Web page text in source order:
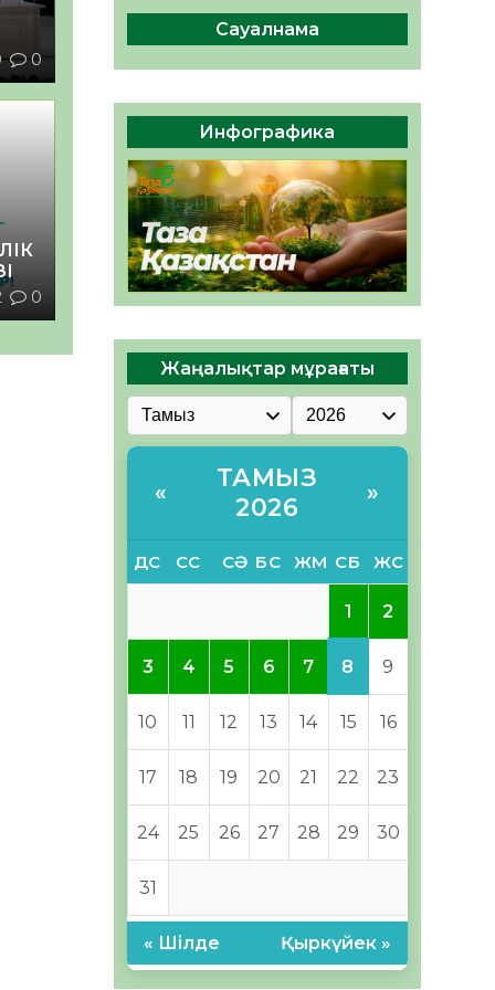
0
0
Руслан Рүстемұлы облыс
әкімінің кеңесшісі болып
тағайындалды
05.08.2026
43 0
Сауалнама
Инфографика
Жаңалықтар мұрағаты
«
ТАМЫЗ
2026
»
ДС СС СӘ БС ЖМ СБ ЖС
1 2
3 4 5 6 7 8 9
10 11 12 13 14 15 16
17 18 19 20 21 22 23
24 25 26 27 28 29 30
31
« Шілде Қыркүйек »